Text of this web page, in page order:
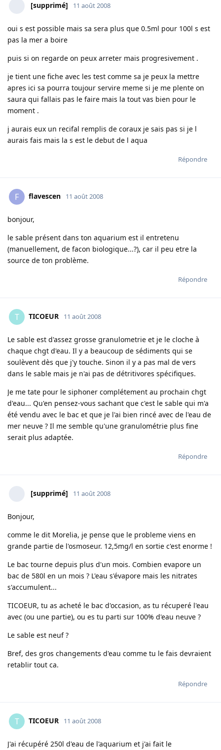
[supprimé] 11 août 2008
oui s est possible mais sa sera plus que 0.5ml pour 100l s est
pas la mer a boire
puis si on regarde on peux arreter mais progresivement .
je tient une fiche avec les test comme sa je peux la mettre
apres ici sa pourra toujour servire meme si je me plente on
saura qui fallais pas le faire mais la tout vas bien pour le
moment .
j aurais eux un recifal remplis de coraux je sais pas si je l
aurais fais mais la s est le debut de l aqua
Répondre
F flavescen 11 août 2008
bonjour,
le sable présent dans ton aquarium est il entretenu
(manuellement, de facon biologique...?), car il peu etre la
source de ton problème.
Répondre
T TICOEUR 11 août 2008
Le sable est d'assez grosse granulometrie et je le cloche à
chaque chgt d'eau. Il y a beaucoup de sédiments qui se
soulèvent dès que j'y touche. Sinon il y a pas mal de vers
dans le sable mais je n'ai pas de détritivores spécifiques.
Je me tate pour le siphoner complétement au prochain chgt
d'eau... Qu'en pensez-vous sachant que c'est le sable qui m'a
été vendu avec le bac et que je l'ai bien rincé avec de l'eau de
mer neuve ? Il me semble qu'une granulométrie plus fine
serait plus adaptée.
Répondre
[supprimé] 11 août 2008
Bonjour,
comme le dit Morelia, je pense que le probleme viens en
grande partie de l'osmoseur. 12,5mg/l en sortie c'est enorme !
Le bac tourne depuis plus d'un mois. Combien evapore un
bac de 580l en un mois ? L'eau s'évapore mais les nitrates
s'accumulent...
TICOEUR, tu as acheté le bac d'occasion, as tu récuperé l'eau
avec (ou une partie), ou es tu parti sur 100% d'eau neuve ?
Le sable est neuf ?
Bref, des gros changements d'eau comme tu le fais devraient
retablir tout ca.
Répondre
T TICOEUR 11 août 2008
J'ai récupéré 250l d'eau de l'aquarium et j'ai fait le